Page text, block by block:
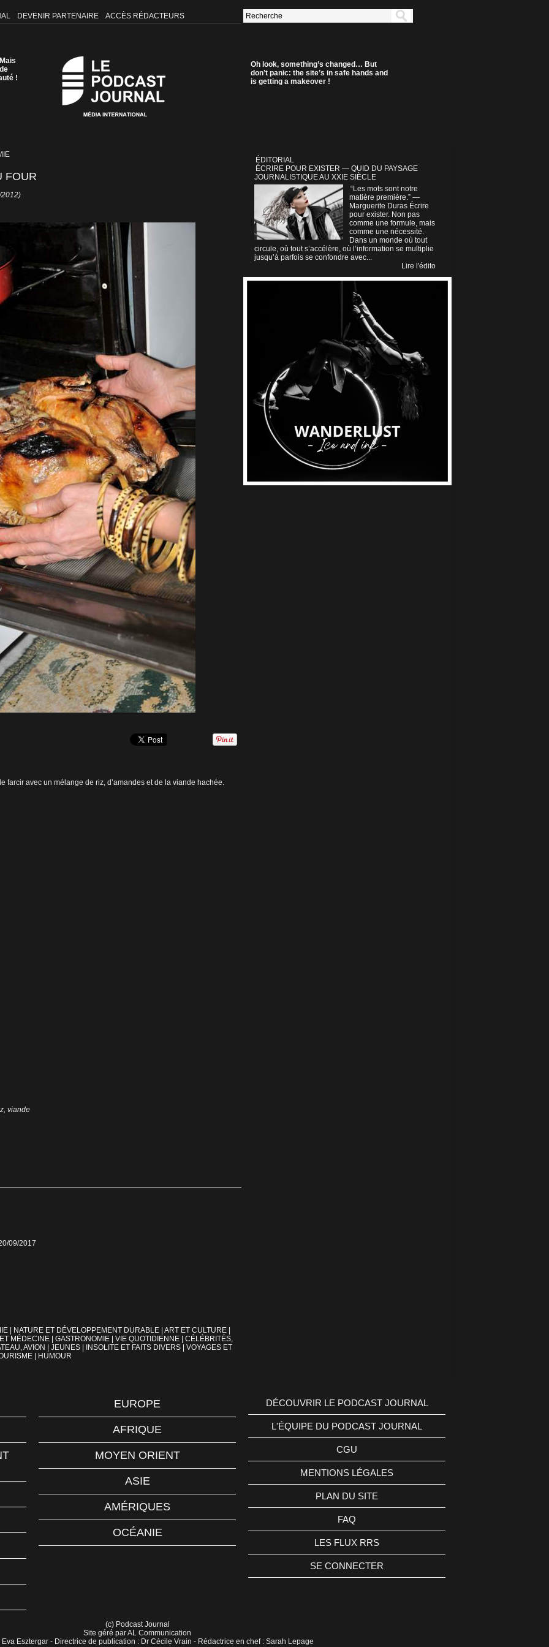
DEVENIR PARTENAIRE ACCÈS RÉDACTEURS
!
Oh look, something’s changed… But
don’t panic: the site’s in safe hands and
is getting a makeover !
FOUR
farcir avec un mélange de riz, d’amandes et de la viande hachée.
, viande
09/2017
NATURE ET DÉVELOPPEMENT DURABLE ART ET CULTURE
MÉDECINE GASTRONOMIE VIE QUOTIDIENNE
CÉLÉBRITÉS,
AVION JEUNES INSOLITE ET FAITS DIVERS
VOYAGES ET
HUMOUR
ÉDITORIAL
ÉCRIRE POUR EXISTER — QUID DU PAYSAGE
JOURNALISTIQUE AU XXIE SIÈCLE
“Les mots sont notre
matière première.” —
Marguerite Duras Écrire
pour exister. Non pas
comme une formule, mais
comme une nécessité.
Dans un monde où tout
circule, où tout s’accélère, où l’information se multiplie
jusqu’à parfois se confondre avec...
Lire l'édito
EUROPE
AFRIQUE
MOYEN ORIENT
ASIE
AMÉRIQUES
OCÉANIE
DÉCOUVRIR LE PODCAST JOURNAL
L'ÉQUIPE DU PODCAST JOURNAL
CGU
MENTIONS LÉGALES
PLAN DU SITE
FAQ
LES FLUX RRS
SE CONNECTER
(c) Podcast Journal
Site géré par AL Communication
Eva Esztergar - Directrice de publication : Dr Cécile Vrain - Rédactrice en chef : Sarah Lepage